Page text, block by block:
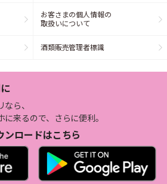
お客さまの個人情報の
取扱いについて
酒類販売管理者標識
ら、
来るので、さらに便利。
ンロードはこちら